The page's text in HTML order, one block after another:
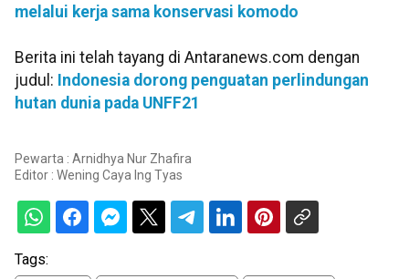
melalui kerja sama konservasi komodo
Berita ini telah tayang di Antaranews.com dengan
judul: Indonesia dorong penguatan perlindungan
hutan dunia pada UNFF21
Pewarta : Arnidhya Nur Zhafira
Editor : Wening Caya Ing Tyas
Tags: